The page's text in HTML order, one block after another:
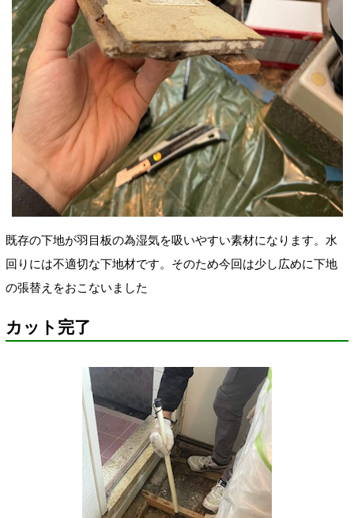
既存の下地が羽目板の為湿気を吸いやすい素材になります。水
回りには不適切な下地材です。そのため今回は少し広めに下地
の張替えをおこないました
カット完了